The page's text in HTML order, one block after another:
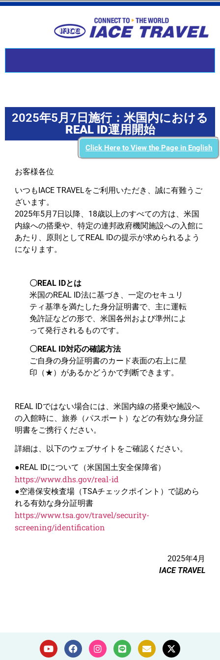
2025年5月7日施行：米国内における
REAL ID運用開始
Click Here to View the Page in English
お客様各位
いつもIACE TRAVELをご利用いただき、誠に有難うご
ざいます。
2025年5月7日以降、18歳以上のすべての方は、米国
内線への搭乗や、特定の連邦政府機関施設への入館に
あたり、原則としてREAL IDの提示が求められるよう
になります。
〇REAL IDとは
米国のREAL ID法に基づき、一定のセキュリ
ティ基準を満たした身分証明書で、主に運転
免許証などの形で、米国各州および準州によ
って発行されるものです。
〇REAL ID対応の確認方法
ご自身の身分証明書のカード表面の右上に星
印（★）があるかどうかで判断できます。
REAL IDではない場合には、米国内線の搭乗や施設へ
の入館時に、旅券（パスポート）などの有効な身分証
明書をご携行ください。
詳細は、以下のウェブサイトをご確認ください。
●REAL IDについて（米国国土安全保障省）
https://www.dhs.gov/real-id
●空港保安検査場（TSAチェックポイント）で認めら
れる有効な身分証明書
https://www.tsa.gov/travel/security-
screening/identification
2025年4月
IACE TRAVEL